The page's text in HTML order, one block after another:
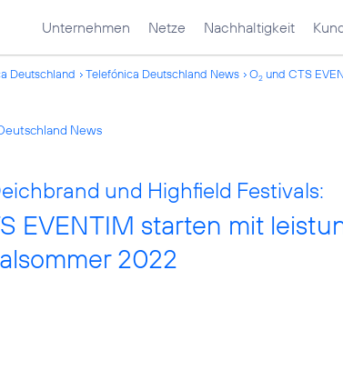
Unternehmen Netze Nachhaltigkeit
Deutschland Telefónica Deutschland News O2 und CTS
News
und Highfield Festivals:
EVENTIM starten mit
2022